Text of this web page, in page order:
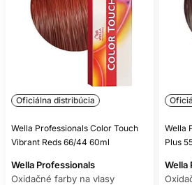
osvieženia závisí od odtieňa,
nie od jedného
ČASTÉ
DOKÁŽE DEMI-
FARBA
Spravidla slúži najmä na ukladanie
výrazné zosvetlenie. Presné
technickom návode
Oficiálna distribúcia
Wella Professionals Color Touch
Vibrant Reds 66/44 60ml
Wella Professionals
Oxidačné farby na vlasy
Wella
Plus
Wella